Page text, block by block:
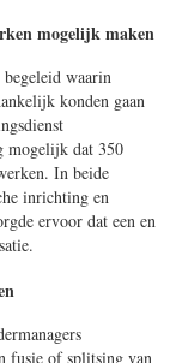
mogelijk maken
waarin
konden gaan
mogelijk dat 350
In beide
inrichting en
ervoor dat een en
fusie of splitsing van